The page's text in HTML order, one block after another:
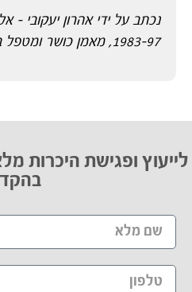
1983-97, מאמן כושר ומטפל בפציעות ספורט.
לייעוץ ופגישת היכרות